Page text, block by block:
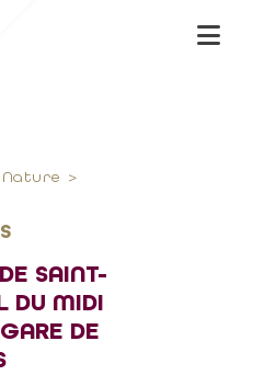
Nature
SAINT-
DU MIDI
DE